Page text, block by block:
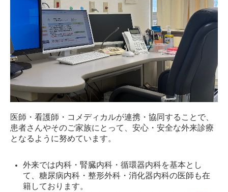
医師・看護師・コメディカルが連携・協同することで、
患者さんやそのご家族にとって、安心・安全な外来診療
となるように努めています。
外来では内科・腎臓内科・循環器内科を基本とし
て、糖尿病内科・整形外科・消化器内科の医師も在
籍しております。